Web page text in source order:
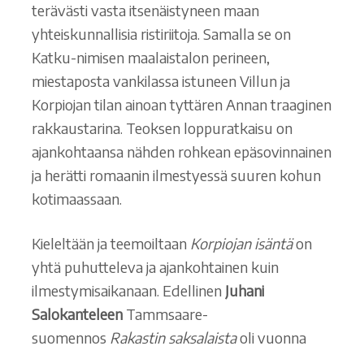
terävästi vasta itsenäistyneen maan
yhteiskunnallisia ristiriitoja. Samalla se on
Katku-nimisen maalaistalon perineen,
miestaposta vankilassa istuneen Villun ja
Korpiojan tilan ainoan tyttären Annan traaginen
rakkaustarina. Teoksen loppuratkaisu on
ajankohtaansa nähden rohkean epäsovinnainen
ja herätti romaanin ilmestyessä suuren kohun
kotimaassaan.
Kieleltään ja teemoiltaan Korpiojan isäntäon
yhtä puhutteleva ja ajankohtainen kuin
ilmestymisaikanaan. Edellinen Juhani
SalokanteleenTammsaare-
suomennos Rakastin saksalaistaoli vuonna